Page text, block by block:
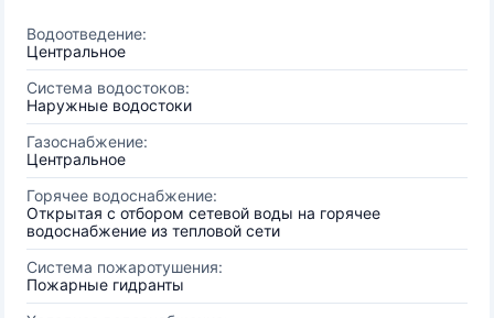
Водоотведение:
Центральное
Система водостоков:
Наружные водостоки
Газоснабжение:
Центральное
Горячее водоснабжение:
Открытая с отбором сетевой воды на горячее
водоснабжение из тепловой сети
Система пожаротушения:
Пожарные гидранты